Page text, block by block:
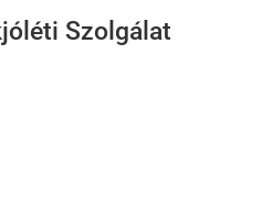
Szolgálat